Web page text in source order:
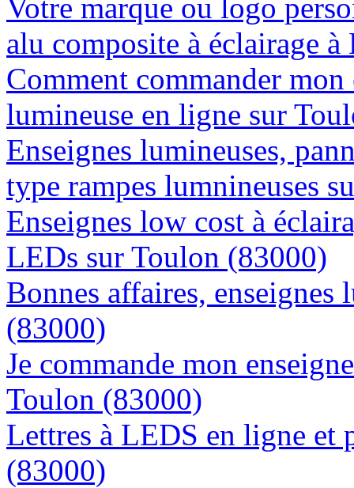
Votre marque ou logo
alu composite à éclairage
Comment commander
lumineuse en ligne sur
Enseignes lumineuses,
type rampes lumnineuses
Enseignes low cost à
LEDs sur Toulon (83000)
Bonnes affaires, enseignes
(83000)
Je commande mon
Toulon (83000)
Lettres à LEDS en ligne et
(83000)